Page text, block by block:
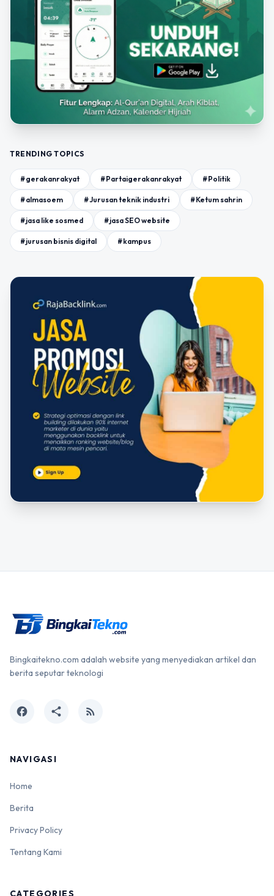
TRENDING TOPICS
#gerakanrakyat #Partaigerakanrakyat #Politik
#almasoem #Jurusan teknik industri #Ketum sahrin
#jasa like sosmed #jasa SEO website
#jurusan bisnis digital #kampus
Bingkaitekno.com adalah website yang menyediakan artikel dan
berita seputar teknologi
facebook share rss_feed
NAVIGASI
Home
Berita
Privacy Policy
Tentang Kami
CATEGORIES